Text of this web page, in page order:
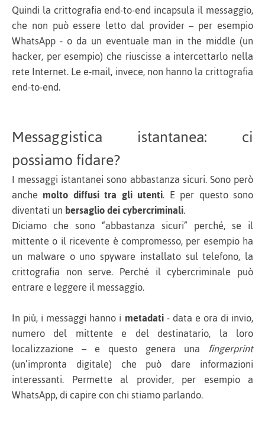
Quindi la crittografia end-to-end incapsula il messaggio,
che non può essere letto dal provider – per esempio
WhatsApp - o da un eventuale man in the middle (un
hacker, per esempio) che riuscisse a intercettarlo nella
rete Internet. Le e-mail, invece, non hanno la crittografia
end-to-end.
Messaggistica istantanea: ci
possiamo fidare?
I messaggi istantanei sono abbastanza sicuri. Sono però
anche molto diffusi tra gli utenti. E per questo sono
diventati unbersaglio dei cybercriminali.
Diciamo che sono “abbastanza sicuri” perché, se il
mittente o il ricevente è compromesso, per esempio ha
un malware o uno spyware installato sul telefono, la
crittografia non serve. Perché il cybercriminale può
entrare e leggere il messaggio.
In più, i messaggi hanno i metadati- data e ora di invio,
numero del mittente e del destinatario, la loro
localizzazione – e questo genera una fingerprint
(un’impronta digitale) che può dare informazioni
interessanti. Permette al provider, per esempio a
WhatsApp, di capire con chi stiamo parlando.